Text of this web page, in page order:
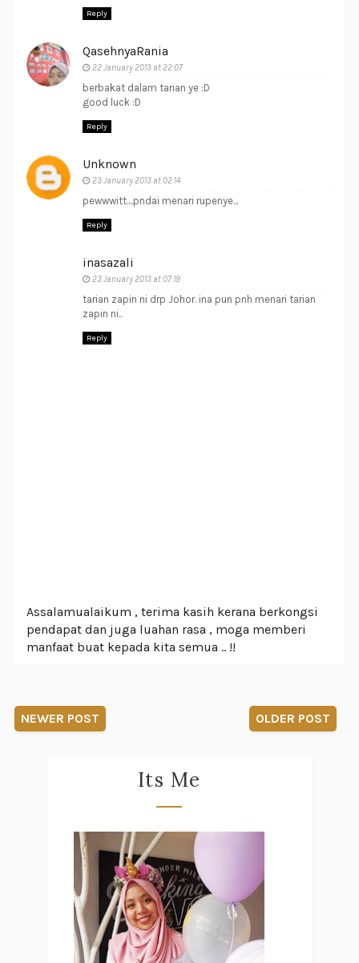
Reply
QasehnyaRania
22 January 2013 at 22:07
berbakat dalam tarian ye :D
good luck :D
Reply
Unknown
23 January 2013 at 02:14
pewwwitt....pndai menari rupenye...
Reply
inasazali
23 January 2013 at 07:19
tarian zapin ni drp Johor. ina pun pnh menari tarian
zapin ni..
Reply
Assalamualaikum , terima kasih kerana berkongsi
pendapat dan juga luahan rasa , moga memberi
manfaat buat kepada kita semua .. !!
NEWER POST OLDER POST
Its Me